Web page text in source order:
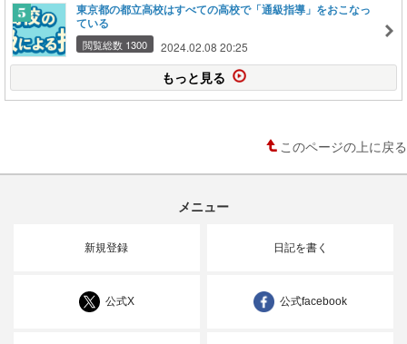
東京都の都立高校はすべての高校で「通級指導」をおこなっ
ている
閲覧総数 1300 2024.02.08 20:25
もっと見る
このページの上に戻る
メニュー
新規登録 日記を書く
公式X 公式facebook